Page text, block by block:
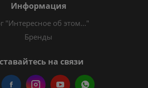
Информация
"Интересное об этом..."
Бренды
на связи